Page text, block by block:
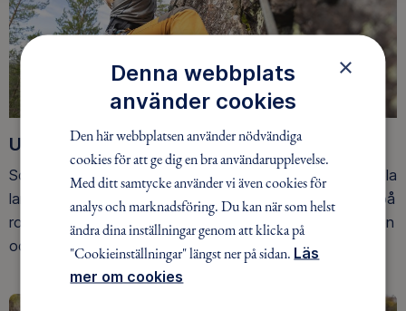
Upptäck nya äventyr
Som medlem har du tillgång till alla våra äventyr, över hela
landet. Våra ideella ledare guidar barn, unga och vuxna på
roliga och trygga äventyr i skogen, på vattnet, snön, isen
och på fjället.
×
Denna webbplats
använder cookies
Den här webbplatsen använder nödvändiga
cookies för att ge dig en bra användarupplevelse.
Med ditt samtycke använder vi även cookies för
analys och marknadsföring. Du kan när som helst
ändra dina inställningar genom att klicka på
"Cookieinställningar" längst ner på sidan. Läs
mer om cookies